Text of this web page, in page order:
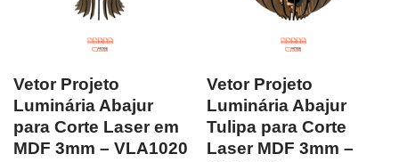
Vetor Projeto
Luminária Abajur
para Corte Laser em
MDF 3mm – VLA1020
Vetor Projeto
Luminária Abajur
Tulipa para Corte
Laser MDF 3mm –